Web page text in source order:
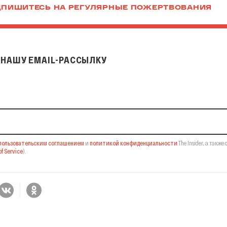
НА РЕГУЛЯРНЫЕ ПОЖЕРТВОВАНИЯ
EMAIL-РАССЫЛКУ
соглашением и политикой конфиденциальности The Insider, а также
Service).